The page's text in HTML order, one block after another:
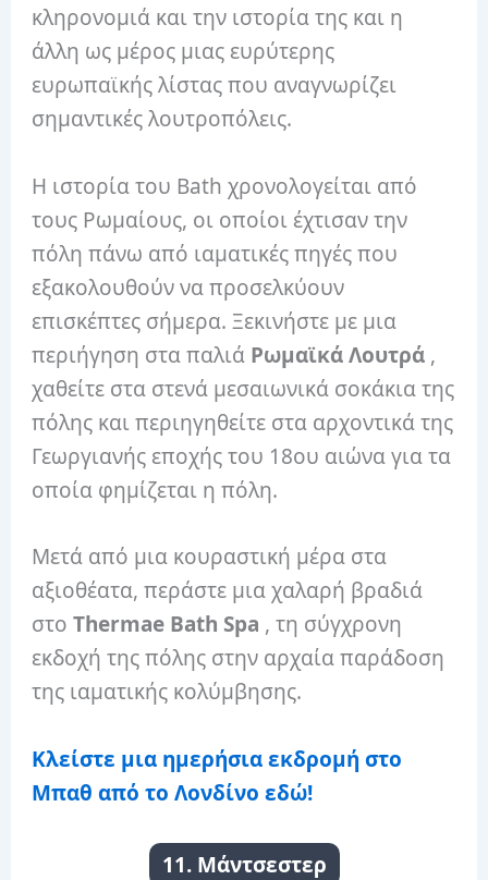
κληρονομιά και την ιστορία της και η
άλλη ως μέρος μιας ευρύτερης
ευρωπαϊκής λίστας που αναγνωρίζει
σημαντικές λουτροπόλεις.
Η ιστορία του Bath χρονολογείται από
τους Ρωμαίους, οι οποίοι έχτισαν την
πόλη πάνω από ιαματικές πηγές που
εξακολουθούν να προσελκύουν
επισκέπτες σήμερα. Ξεκινήστε με μια
περιήγηση στα παλιά Ρωμαϊκά Λουτρά ,
χαθείτε στα στενά μεσαιωνικά σοκάκια της
πόλης και περιηγηθείτε στα αρχοντικά της
Γεωργιανής εποχής του 18ου αιώνα για τα
οποία φημίζεται η πόλη.
Μετά από μια κουραστική μέρα στα
αξιοθέατα, περάστε μια χαλαρή βραδιά
στοThermae Bath Spa , τη σύγχρονη
εκδοχή της πόλης στην αρχαία παράδοση
της ιαματικής κολύμβησης.
Κλείστε μια ημερήσια εκδρομή στο
Μπαθ από το Λονδίνο εδώ!
11. Μάντσεστερ